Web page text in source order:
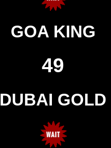
GOA KING
49
DUBAI GOLD